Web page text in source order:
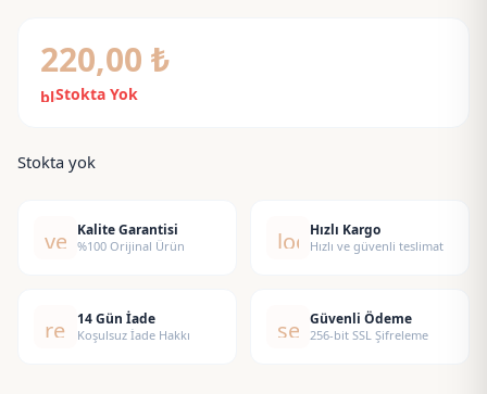
220,00 ₺
block
Stokta Yok
Stokta yok
verified
Kalite Garantisi
%100 Orijinal Ürün local_shipping
Hızlı Kargo
Hızlı ve güvenli teslimat
replay14 Gün İade
Koşulsuz İade Hakkı security
Güvenli Ödeme
256-bit SSL Şifreleme